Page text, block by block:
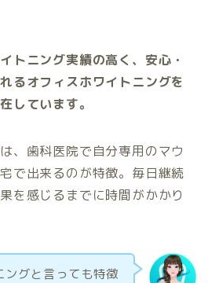
トニング実績の高く、安心・
るオフィスホワイトニングを
しています。
、歯科医院で自分専用のマウ
で出来るのが特徴。毎日継続
を感じるまでに時間がかかり
ングと言っても特徴